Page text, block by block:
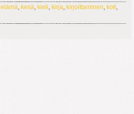
elämä, kesä, kieli, kirja, kirjoittaminen, koti,